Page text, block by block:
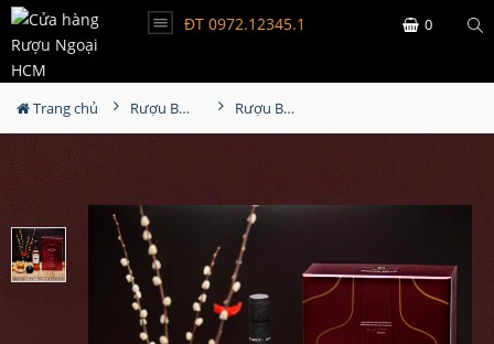
ĐT 0972.12345.1 0
Trang chủ Rượu Bowmore Rượu Bowmore 18 Năm - Hộp Quà Tết 2022